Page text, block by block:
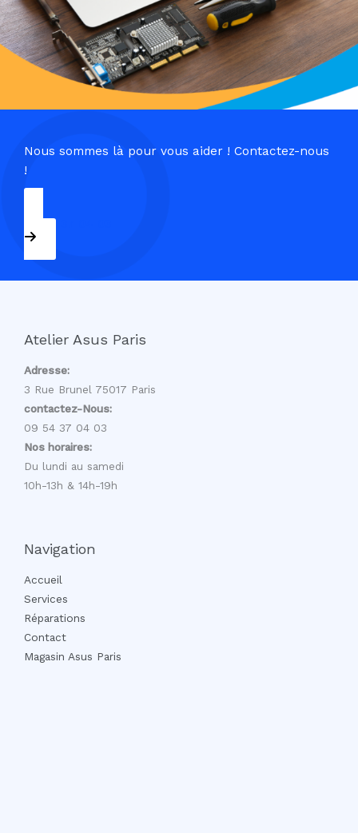
Nous sommes là pour vous aider ! Contactez-nous
!
09 54 37 04 03
Atelier Asus Paris
Adresse:
3 Rue Brunel 75017 Paris
contactez-Nous:
09 54 37 04 03
Nos horaires:
Du lundi au samedi
10h-13h & 14h-19h
Navigation
Accueil
Services
Réparations
Contact
Magasin Asus Paris